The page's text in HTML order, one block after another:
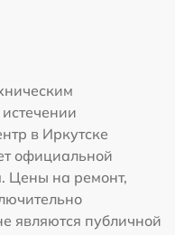
в Иркутске
официальной
Цены на ремонт,
являются публичной